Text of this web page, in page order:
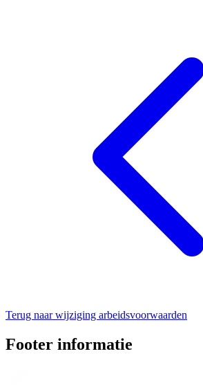
Terug naar wijziging arbeidsvoorwaarden
Footer informatie